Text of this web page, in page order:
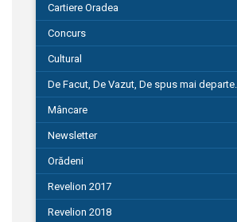
Cartiere Oradea
Concurs
Cultural
De Facut, De Vazut, De spus mai departe…
580
Mâncare
Newsletter
Orădeni
Revelion 2017
Revelion 2018